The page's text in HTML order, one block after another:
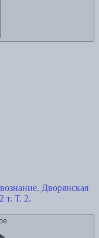
Дворянская
т. Т. 2.